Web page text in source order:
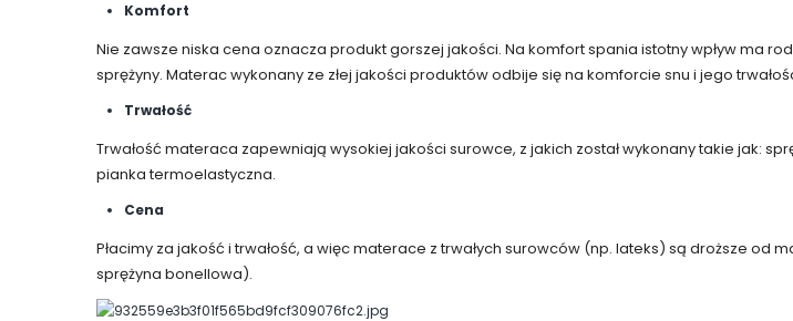
Komfort
Nie zawsze niska cena oznacza produkt gorszej jakości. Na komfort spania istotny wpływ ma
sprężyny. Materac wykonany ze złej jakości produktów odbije się na komforcie snu i jego
Trwałość
Trwałość materaca zapewniają wysokiej jakości surowce, z jakich został wykonany takie jak:
pianka termoelastyczna.
Cena
Płacimy za jakość i trwałość, a więc materace z trwałych surowców (np. lateks) są droższe
sprężyna bonellowa).